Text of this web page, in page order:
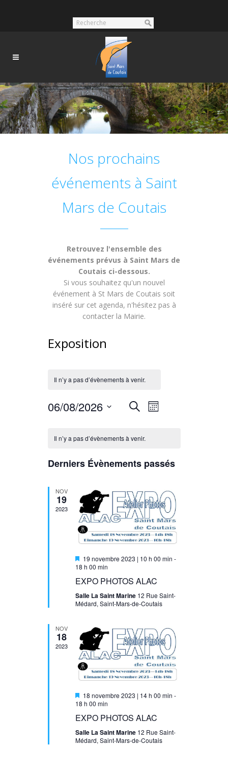
Nos prochains
événements à Saint
Mars de Coutais
Retrouvez l'ensemble des
événements prévus à Saint Mars de
Coutais ci-dessous.
Si vous souhaitez qu'un nouvel
événement à St Mars de Coutais soit
inséré sur cet agenda, n'hésitez pas à
contacter la Mairie.
Exposition
Il n’y a pas d’évènements à venir.
Recherche
navigation
de
vues
RechercheNavigation
Mois
06/08/2026
date.
Calendrier
Évènements
Il n’y a pas d’évènements à venir.
Derniers Évènements passés
NOV
19
2023
Mis
en
19 novembre 2023 | 10 h 00 min -
18 h 00 min
EXPO PHOTOS ALAC
Salle La Saint Marine 12 Rue Saint-
Médard, Saint-Mars-de-Coutais
NOV
18
2023
Mis
en
18 novembre 2023 | 14 h 00 min -
18 h 00 min
EXPO PHOTOS ALAC
Salle La Saint Marine 12 Rue Saint-
Médard, Saint-Mars-de-Coutais